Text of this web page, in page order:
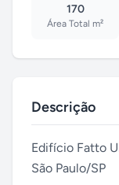
170
Área Total m²
Descrição
Edifício Fatto
São Paulo/SP